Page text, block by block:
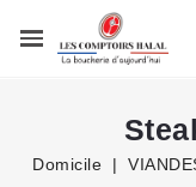
Domicile